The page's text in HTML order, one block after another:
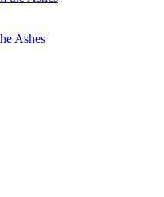
Ashes